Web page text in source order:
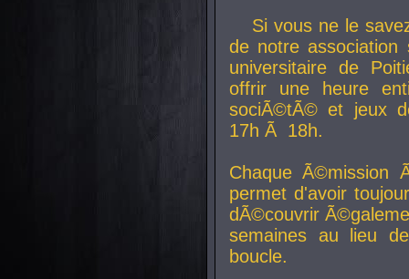
Si vous ne le
de notre
universitaire de
offrir une heure
sociÃ©tÃ© et jeux
17h Ã 18h.
Chaque Ã©mission
permet d'avoir
dÃ©couvrir
semaines au lieu
boucle.